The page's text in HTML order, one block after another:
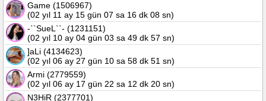
Game (1506967)
(02 yıl 11 ay 15 gün 07 sa 16 dk 08 sn)
-``SueL``- (1231151)
(02 yıl 10 ay 04 gün 03 sa 49 dk 57 sn)
]aLi (4134623)
(02 yıl 06 ay 27 gün 10 sa 58 dk 51 sn)
Armi (2779559)
(02 yıl 06 ay 17 gün 22 sa 12 dk 20 sn)
N3HiR (2377701)